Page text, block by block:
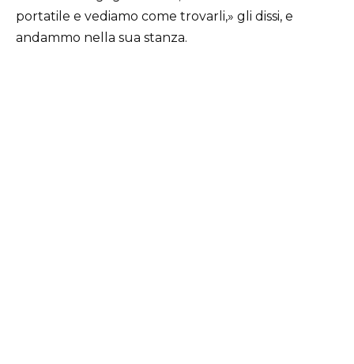
portatile e vediamo come trovarli,» gli dissi, e
andammo nella sua stanza.